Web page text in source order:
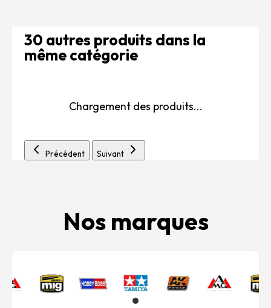
30 autres produits dans la
même catégorie
Chargement des produits...
Précédent Suivant
Nos marques